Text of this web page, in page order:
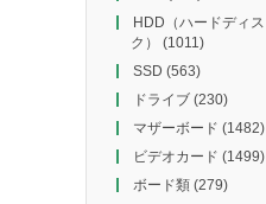
HDD（ハードディス
ク）
(1011)
SSD (563)
ドライブ(230)
マザーボード (1482)
ビデオカード (1499)
ボード類(279)